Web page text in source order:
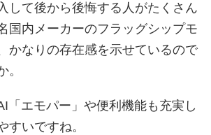
して後から後悔する人がたくさん
国内メーカーのフラッグシップモ
かなりの存在感を示せているので
。
「エモパー」や便利機能も充実し
すいですね。